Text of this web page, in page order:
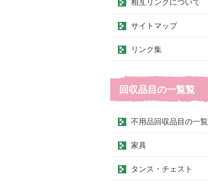
相互リンクについて
サイトマップ
リンク集
回収品目の一覧覧
不用品回収品目の一覧
家具
タンス・チェスト